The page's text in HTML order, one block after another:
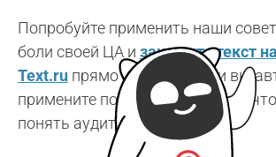
Попробуйте применить наши
боли своей ЦА и закажите текст
Text.ru прямо сейчас. А если вы
примените полученные знания,
понять аудиторию.